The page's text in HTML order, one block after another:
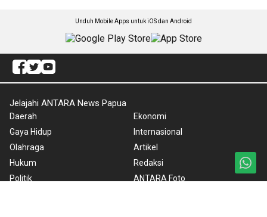
Unduh Mobile Apps untuk iOS dan Android
Jelajahi ANTARA News Papua
Daerah
Gaya Hidup
Olahraga
Hukum
Politik
Ekonomi
Internasional
Artikel
Redaksi
ANTARA Foto